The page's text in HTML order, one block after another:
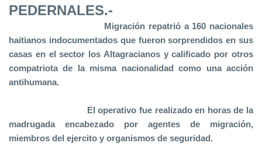
PEDERNALES.-
Migración repatrió a 160 nacionales
haitianos indocumentados que fueron sorprendidos en sus
casas en el sector los Altagracianos y calificado por otros
compatriota de la misma nacionalidad como una acción
antihumana.
El operativo fue realizado en horas de la
madrugada encabezado por agentes de migración,
miembros del ejercito y organismos de seguridad.